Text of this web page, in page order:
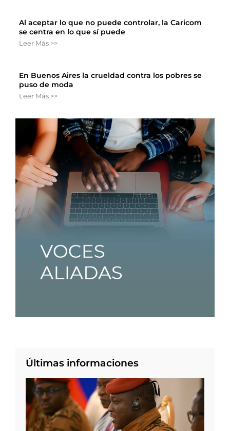
Al aceptar lo que no puede controlar, la Caricom
se centra en lo que sí puede
Leer Más >>
En Buenos Aires la crueldad contra los pobres se
puso de moda
Leer Más >>
Últimas informaciones